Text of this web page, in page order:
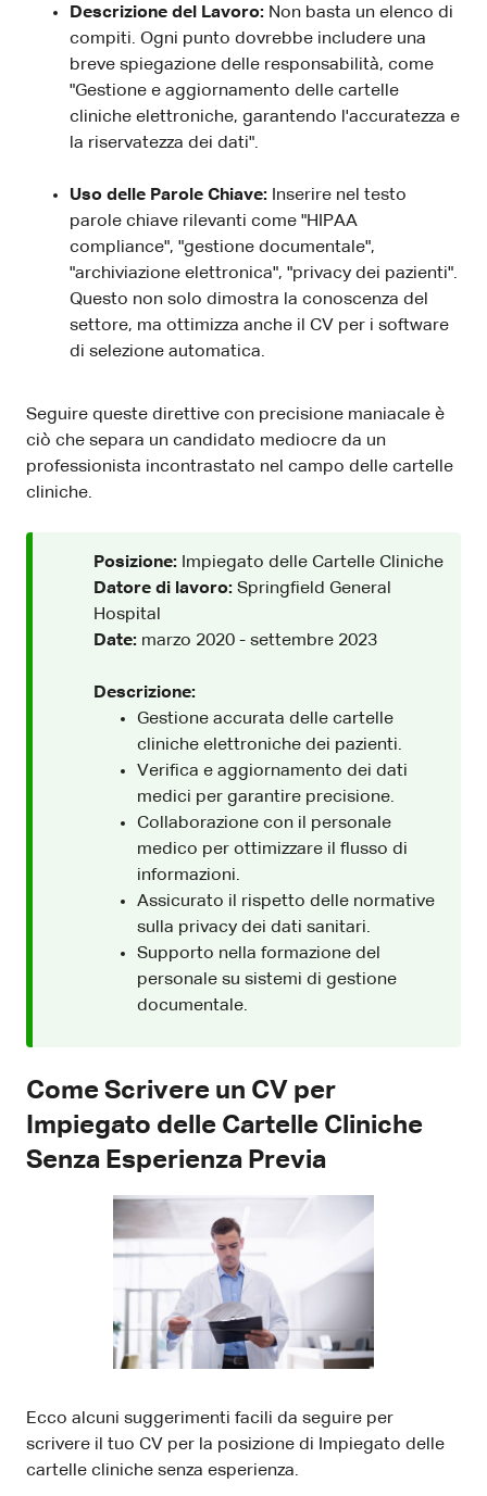
Descrizione del Lavoro: Non basta un elenco di
compiti. Ogni punto dovrebbe includere una
breve spiegazione delle responsabilità, come
"Gestione e aggiornamento delle cartelle
cliniche elettroniche, garantendo l'accuratezza e
la riservatezza dei dati".
Uso delle Parole Chiave: Inserire nel testo
parole chiave rilevanti come "HIPAA
compliance", "gestione documentale",
"archiviazione elettronica", "privacy dei pazienti".
Questo non solo dimostra la conoscenza del
settore, ma ottimizza anche il CV per i software
di selezione automatica.
Seguire queste direttive con precisione maniacale è
ciò che separa un candidato mediocre da un
professionista incontrastato nel campo delle cartelle
cliniche.
Posizione: Impiegato delle Cartelle Cliniche
Datore di lavoro: Springfield General
Hospital
Date: marzo 2020 - settembre 2023
Descrizione:
Gestione accurata delle cartelle
cliniche elettroniche dei pazienti.
Verifica e aggiornamento dei dati
medici per garantire precisione.
Collaborazione con il personale
medico per ottimizzare il flusso di
informazioni.
Assicurato il rispetto delle normative
sulla privacy dei dati sanitari.
Supporto nella formazione del
personale su sistemi di gestione
documentale.
Come Scrivere un CV per
Impiegato delle Cartelle Cliniche
Senza Esperienza Previa
Ecco alcuni suggerimenti facili da seguire per
scrivere il tuo CV per la posizione di Impiegato delle
cartelle cliniche senza esperienza.